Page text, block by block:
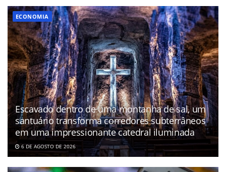
ECONOMIA
Escavado dentro de uma montanha de sal, um
santuário transforma corredores subterrâneos
em uma impressionante catedral iluminada
6 DE AGOSTO DE 2026